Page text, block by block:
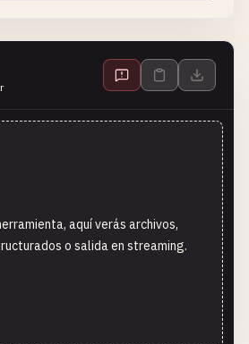
aquí verás archivos,
o salida en streaming.